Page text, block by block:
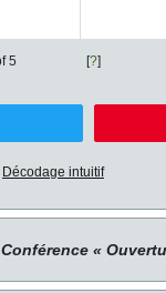
5 [?]
Décodage intuitif
Conférence «